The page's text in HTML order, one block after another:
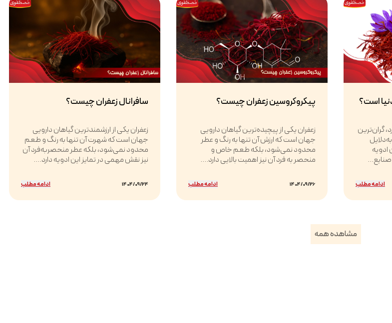
است؟
گران‌ترین
صنایع...
ادامه مطلب
پیکروکروسین زعفران چیست؟
زعفران یکی از پیچیده‌ترین گیاهان دارویی
جهان است که ارزش آن تنها به رنگ و عطر
محدود نمی‌شود، بلکه طعم خاص و
منحصر به فرد آن نیز اهمیت بالایی دارد....
1404/09/26 ادامه مطلب
سافرانال زعفران چیست؟
زعفران یکی از ارزشمندترین گیاهان دارویی
جهان است که شهرت آن تنها به رنگ و طعم
محدود نمی‌شود، بلکه عطر منحصربه‌فرد آن
نیز نقش مهمی در تمایز این ادویه دارد....
1404/09/24 ادامه مطلب
مشاهده همه